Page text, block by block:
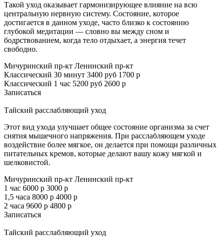
Такой уход оказывает гармонизирующее влияние на всю
центральную нервную систему. Состояние, которое
достигается в данном уходе, часто близко к состоянию
глубокой медитации — словно вы между сном и
бодрствованием, когда тело отдыхает, а энергия течет
свободно.
Мичуринский пр-кт Ленинский пр-кт
Классический 30 минут 3400 руб 1700 р
Классический 1 час 5200 руб 2600 р
Записаться
Тайский расслабляющий уход
Этот вид ухода улучшает общее состояние организма за счет
снятия мышечного напряжения. При расслабляющем уходе
воздействие более мягкое, он делается при помощи различных
питательных кремов, которые делают вашу кожу мягкой и
шелковистой.
Мичуринский пр-кт Ленинский пр-кт
1 час 6000 р 3000 р
1,5 часа 8000 р 4000 р
2 часа 9600 р 4800 р
Записаться
Тайский расслабляющий уход